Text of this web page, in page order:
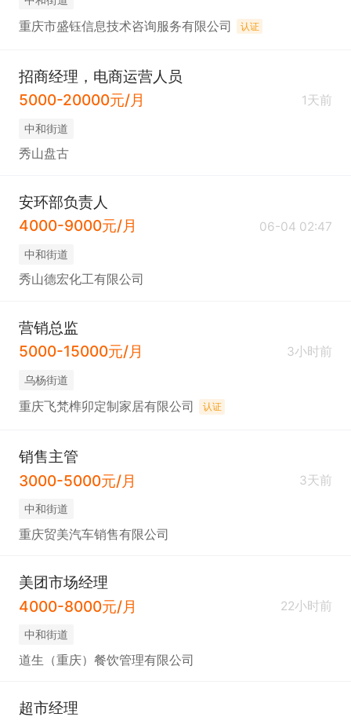
重庆市盛钰信息技术咨询服务有限公司 认证
招商经理，电商运营人员
5000-20000元/月
1天前
中和街道
秀山盘古
安环部负责人
4000-9000元/月
06-04 02:47
中和街道
秀山德宏化工有限公司
营销总监
5000-15000元/月
3小时前
乌杨街道
重庆飞梵榫卯定制家居有限公司 认证
销售主管
3000-5000元/月
3天前
中和街道
重庆贸美汽车销售有限公司
美团市场经理
4000-8000元/月
22小时前
中和街道
道生（重庆）餐饮管理有限公司
超市经理